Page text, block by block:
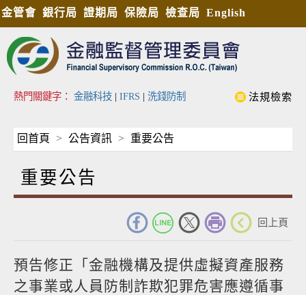
金管會 銀行局 證期局 保險局 檢查局 English
熱門關鍵字： 金融科技 | IFRS | 洗錢防制 法規檢索
回首頁 公告資訊 重要公告
重要公告
回上頁
預告修正「金融機構及提供虛擬資產服務
之事業或人員防制詐欺犯罪危害應遵循事